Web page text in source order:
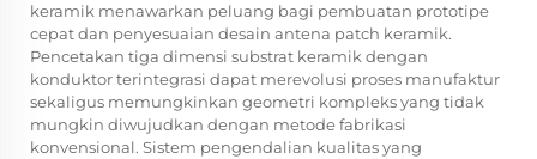
keramik menawarkan peluang bagi pembuatan prototipe
cepat dan penyesuaian desain antena patch keramik.
Pencetakan tiga dimensi substrat keramik dengan
konduktor terintegrasi dapat merevolusi proses manufaktur
sekaligus memungkinkan geometri kompleks yang tidak
mungkin diwujudkan dengan metode fabrikasi
konvensional. Sistem pengendalian kualitas yang